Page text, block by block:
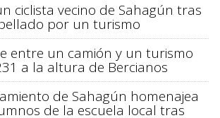
ciclista vecino de Sahagún tras
por un turismo
entre un camión y un turismo
a la altura de Bercianos
de Sahagún homenajea
de la escuela local tras